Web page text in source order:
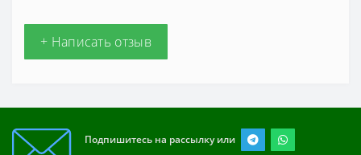
+ Написать отзыв
Подпишитесь на рассылку или